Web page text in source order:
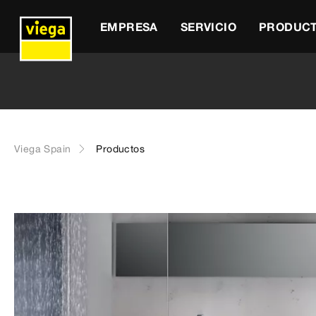
EMPRESA SERVICIO
Viega Spain Productos